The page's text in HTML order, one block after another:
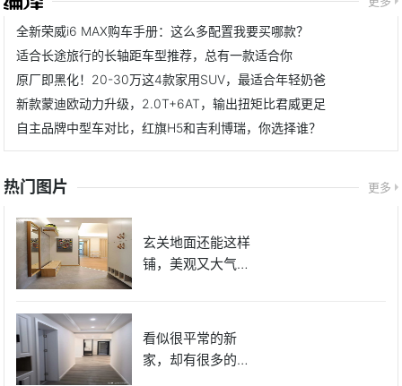
全新荣威i6 MAX购车手册：这么多配置我要买哪款？
适合长途旅行的长轴距车型推荐，总有一款适合你
原厂即黑化！20-30万这4款家用SUV，最适合年轻奶爸
新款蒙迪欧动力升级，2.0T+6AT，输出扭矩比君威更足
自主品牌中型车对比，红旗H5和吉利博瑞，你选择谁？
热门图片 更多
玄关地面还能这样
铺，美观又大气，
看似很平常的新
家，却有很多的细